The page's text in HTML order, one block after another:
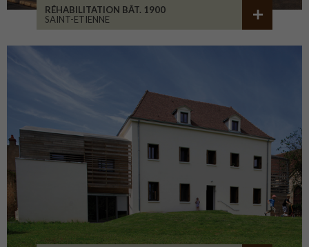
RÉHABILITATION BÂT. 1900
SAINT-ETIENNE